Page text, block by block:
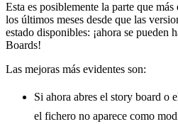
Esta es posiblemente la parte que
los últimos meses desde que las
estado disponibles: ¡ahora se pueden
Boards!
Las mejoras más evidentes son:
Si ahora abres el story board o
el fichero no aparece como